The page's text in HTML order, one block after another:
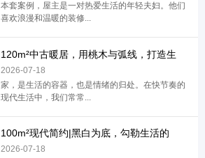
本套案例，屋主是一对热爱生活的年轻夫妇。他们
喜欢浪漫和温暖的装修...
120m²中古暖居，用桃木与弧线，打造生
2026-07-18
家，是生活的容器，也是情绪的归处。在快节奏的
现代生活中，我们常常...
100m²现代简约|黑白为底，勾勒生活的
2026-07-18